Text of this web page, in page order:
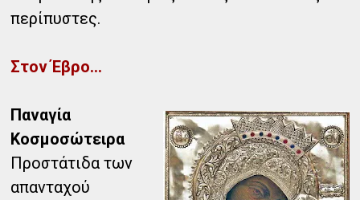
περίπυστες.
Στον Έβρο...
Παναγία
Κοσμοσώτειρα
Προστάτιδα των
απανταχού